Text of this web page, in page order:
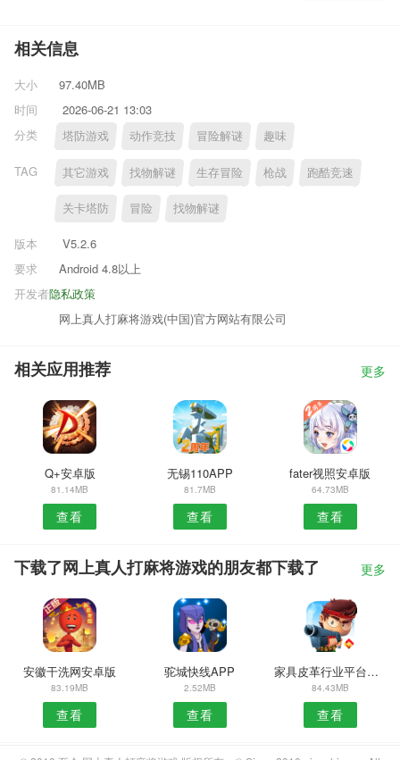
相关信息
大小
97.40MB
时间
2026-06-21 13:03
分类
塔防游戏 动作竞技 冒险解谜 趣味
TAG 其它游戏 找物解谜 生存冒险 枪战 跑酷竞速
关卡塔防 冒险 找物解谜
版本
V5.2.6
要求
Android 4.8以上
隐私政策
开发者
网上真人打麻将游戏(中国)官方网站有限公司
相关应用推荐 更多
Q+安卓版
81.14MB
查看
无锡110APP
81.7MB
查看
fater视照安卓版
64.73MB
查看
下载了网上真人打麻将游戏的朋友都下载了 更多
安徽干洗网安卓版
83.19MB
查看
驼城快线APP
2.52MB
查看
家具皮革行业平台APP
84.43MB
查看